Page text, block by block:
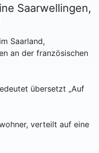
Saarwellingen,
Saarland,
an der französischen
übersetzt „Auf
verteilt auf eine